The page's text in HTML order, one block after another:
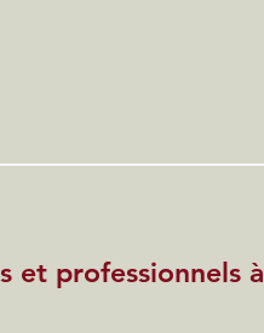
et professionnels à